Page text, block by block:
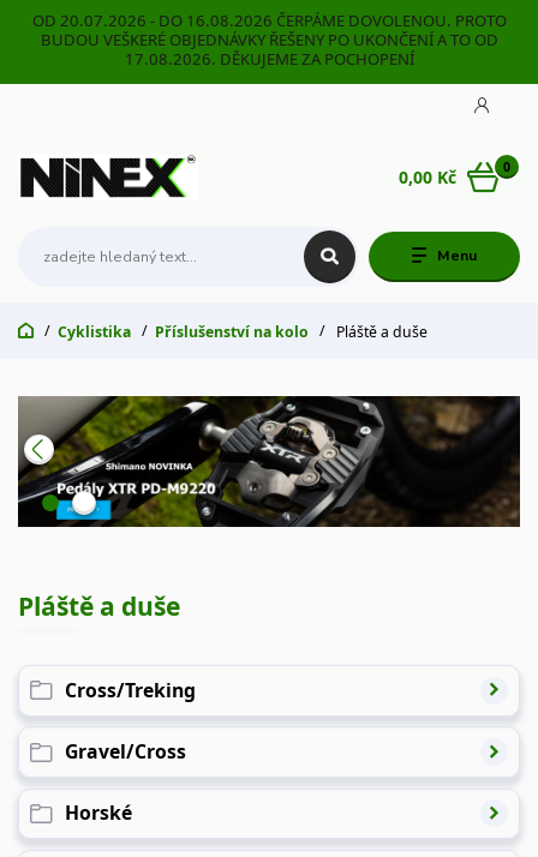
OD 20.07.2026 - DO 16.08.2026 ČERPÁME DOVOLENOU. PROTO
BUDOU VEŠKERÉ OBJEDNÁVKY ŘEŠENY PO UKONČENÍ A TO OD
17.08.2026. DĚKUJEME ZA POCHOPENÍ
Menu
0
0,00 Kč
Cyklistika Příslušenství na kolo Pláště a duše
Pláště a duše
Cross/Treking
Gravel/Cross
Horské